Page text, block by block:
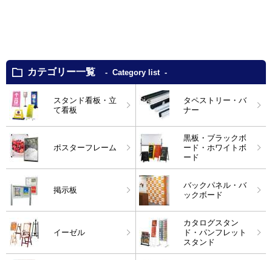
カテゴリー一覧 Category list
スタンド看板・立
て看板
タペストリー・バ
ナー
ポスターフレーム
黒板・ブラックボ
ード・ホワイトボ
ード
掲示板
バックパネル・バ
ックボード
イーゼル
カタログスタン
ド・パンフレット
スタンド